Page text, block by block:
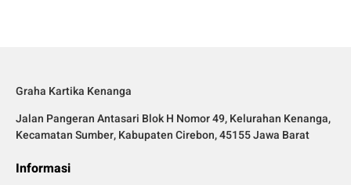
Graha Kartika Kenanga
Jalan Pangeran Antasari Blok H Nomor 49, Kelurahan Kenanga,
Kecamatan Sumber, Kabupaten Cirebon, 45155 Jawa Barat
Informasi